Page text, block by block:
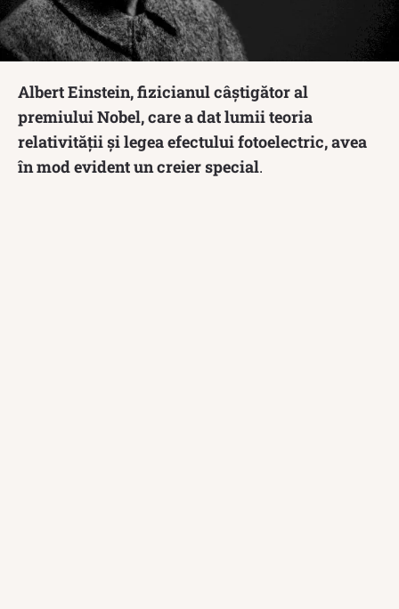
Albert Einstein, fizicianul câștigător al
premiului Nobel, care a dat lumii teoria
relativității și legea efectului fotoelectric, avea
în mod evident un creier special.